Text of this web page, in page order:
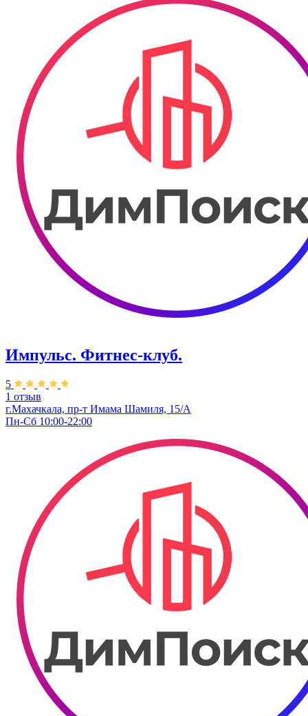
Импульс. Фитнес-клуб.
5
1 отзыв
г.Махачкала, пр-т Имама Шамиля, 15/А
Пн-Сб 10:00-22:00